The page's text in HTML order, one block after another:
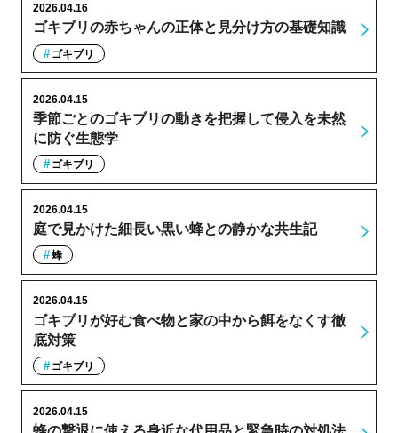
ゴキブリの赤ちゃんの正体と見分け方の基礎知識
2026.04.16
ゴキブリ
季節ごとのゴキブリの動きを把握して侵入を未然
に防ぐ生態学
2026.04.15
ゴキブリ
庭で見かけた細長い黒い蜂との静かな共生記
2026.04.15
蜂
ゴキブリが好む食べ物と家の中から餌をなくす徹
底対策
2026.04.15
ゴキブリ
2026.04.15